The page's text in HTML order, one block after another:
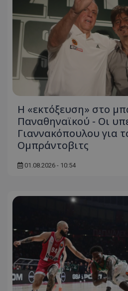
Η «εκτόξευση» στο
Παναθηναϊκού - Οι
Γιαννακόπουλου για
Ομπράντοβιτς
01.08.2026 - 10:54